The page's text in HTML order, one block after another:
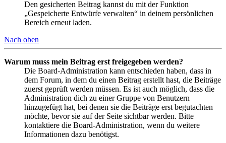
Den gesicherten Beitrag kannst du mit der Funktion
„Gespeicherte Entwürfe verwalten“ in deinem persönlichen
Bereich erneut laden.
Nach oben
Warum muss mein Beitrag erst freigegeben werden?
Die Board-Administration kann entschieden haben, dass in
dem Forum, in dem du einen Beitrag erstellt hast, die Beiträge
zuerst geprüft werden müssen. Es ist auch möglich, dass die
Administration dich zu einer Gruppe von Benutzern
hinzugefügt hat, bei denen sie die Beiträge erst begutachten
möchte, bevor sie auf der Seite sichtbar werden. Bitte
kontaktiere die Board-Administration, wenn du weitere
Informationen dazu benötigst.